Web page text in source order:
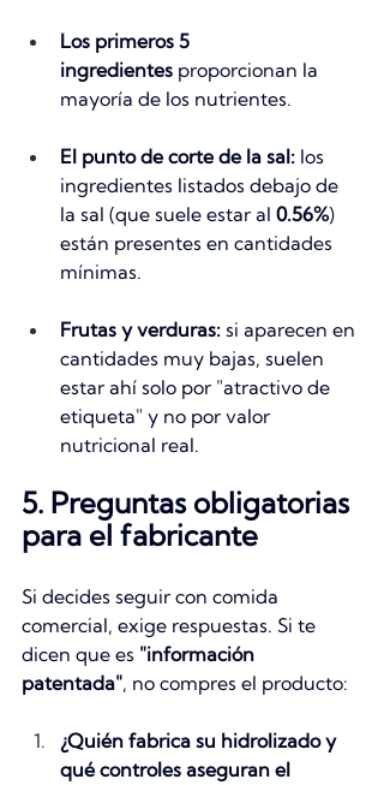
Los primeros 5
ingredientes proporcionan la
mayoría de los nutrientes.
El punto de corte de la sal: los
ingredientes listados debajo de
la sal (que suele estar al 0.56%)
están presentes en cantidades
mínimas.
Frutas y verduras: si aparecen en
cantidades muy bajas, suelen
estar ahí solo por "atractivo de
etiqueta" y no por valor
nutricional real.
5. Preguntas obligatorias
para el fabricante
Si decides seguir con comida
comercial, exige respuestas. Si te
dicen que es "información
patentada", no compres el producto:
¿Quién fabrica su hidrolizado y
qué controles aseguran el